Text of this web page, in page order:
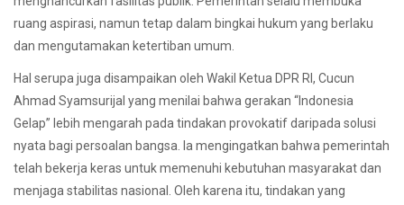
ruang aspirasi, namun tetap dalam bingkai hukum yang berlaku
dan mengutamakan ketertiban umum.
Hal serupa juga disampaikan oleh Wakil Ketua DPR RI, Cucun
Ahmad Syamsurijal yang menilai bahwa gerakan “Indonesia
Gelap” lebih mengarah pada tindakan provokatif daripada solusi
nyata bagi persoalan bangsa. Ia mengingatkan bahwa pemerintah
telah bekerja keras untuk memenuhi kebutuhan masyarakat dan
menjaga stabilitas nasional. Oleh karena itu, tindakan yang